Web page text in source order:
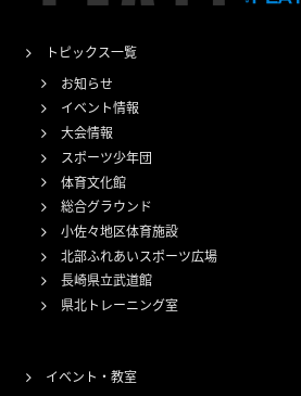
トピックス一覧
お知らせ
イベント情報
大会情報
スポーツ少年団
体育文化館
総合グラウンド
小佐々地区体育施設
北部ふれあいスポーツ広場
長崎県立武道館
県北トレーニング室
イベント・教室